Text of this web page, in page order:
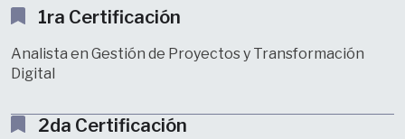
1ra Certificación
Analista en Gestión de Proyectos y Transformación
Digital
2da Certificación